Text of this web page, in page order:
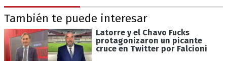
También te puede interesar
Latorre y el Chavo Fucks
protagonizaron un picante
cruce en Twitter por Falcioni